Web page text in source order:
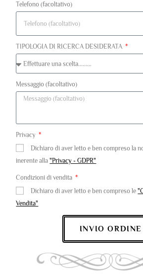
Telefono (facoltativo)
TIPOLOGIA DI RICERCA DESIDERATA
Messaggio (facoltativo)
Privacy
Dichiaro di aver letto e ben compreso la
inerente alla"Privacy - GDPR"
Condizioni di vendita
Dichiaro di aver letto e ben compreso le
Vendita"
INVIO ORDINE